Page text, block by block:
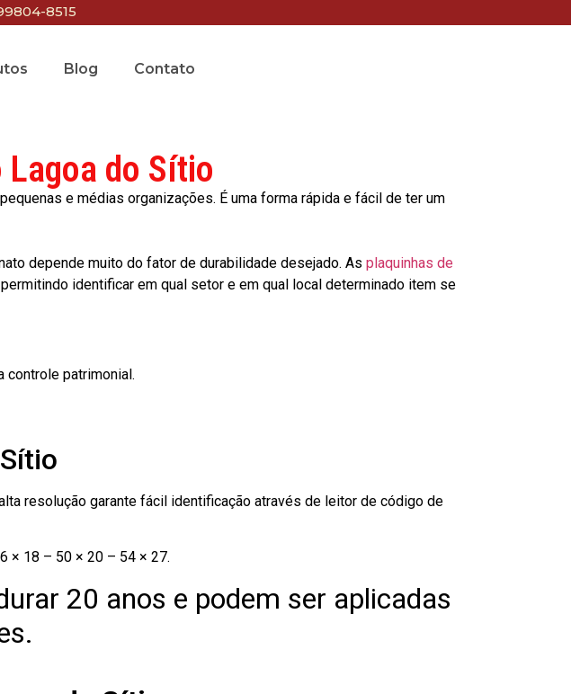
8515
Blog Contato
do Sítio
e médias organizações. É uma forma rápida e fácil de ter um
depende muito do fator de durabilidade desejado. As plaquinhas de
identificar em qual setor e em qual local determinado item se
controle patrimonial.
resolução garante fácil identificação através de leitor de código de
× 18 – 50 × 20 – 54 × 27.
20 anos e podem ser aplicadas